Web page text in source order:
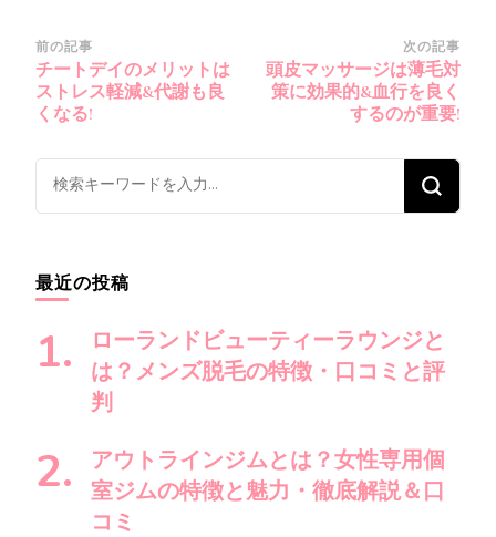
投
稿
ナ
ゲ
ー
ョ
ン
前の記事
チートデイのメリットは
ストレス軽減&代謝も良
くなる!
次の記事
頭皮マッサージは薄毛対
策に効果的&血行を良く
するのが重要!
な
に
お
探
し
で
?
最近の投稿
ローランドビューティーラウンジと
は？メンズ脱毛の特徴・口コミと評
判
アウトラインジムとは？女性専用個
室ジムの特徴と魅力・徹底解説＆口
コミ